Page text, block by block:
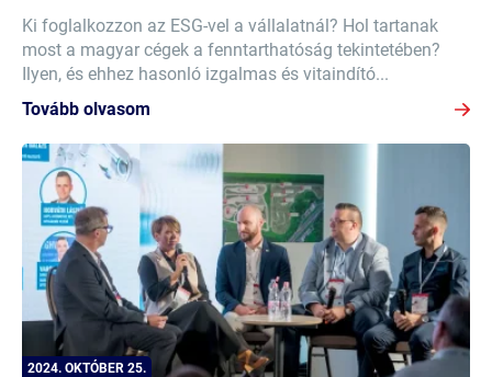
Ki foglalkozzon az ESG-vel a vállalatnál? Hol tartanak
most a magyar cégek a fenntarthatóság tekintetében?
Ilyen, és ehhez hasonló izgalmas és vitaindító...
Tovább olvasom
2024. OKTÓBER 25.